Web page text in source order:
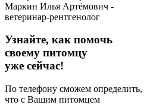
Маркин Илья Артёмович -
ветеринар-рентгенолог
Узнайте, как помочь
своему питомцу
уже сейчас!
По телефону сможем определить,
что с Вашим питомцем